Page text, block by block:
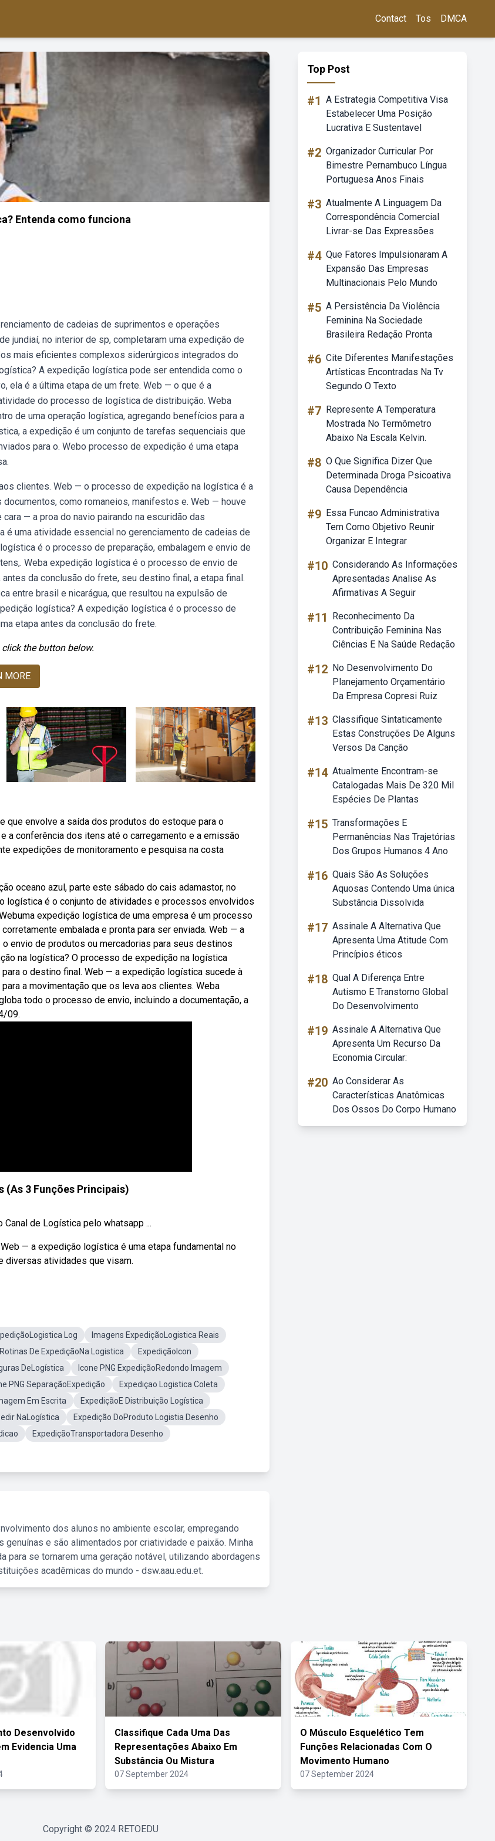
Contact Tos DMCA
Entenda como funciona
de cadeias de suprimentos e operações
jundiaí, no interior de sp, completaram uma expedição de
mais eficientes complexos siderúrgicos integrados do
A expedição logística pode ser entendida como o
ela é a última etapa de um frete. Web — o que é a
do processo de logística de distribuição. Weba
de uma operação logística, agregando benefícios para a
a expedição é um conjunto de tarefas sequenciais que
para o. Webo processo de expedição é uma etapa
clientes. Web — o processo de expedição na logística é a
como romaneios, manifestos e. Web — houve
— a proa do navio pairando na escuridão das
uma atividade essencial no gerenciamento de cadeias de
é o processo de preparação, embalagem e envio de
Weba expedição logística é o processo de envio de
da conclusão do frete, seu destino final, a etapa final.
entre brasil e nicarágua, que resultou na expulsão de
logística? A expedição logística é o processo de
etapa antes da conclusão do frete.
the button below.
MORE
que envolve a saída dos produtos do estoque para o
a conferência dos itens até o carregamento e a emissão
expedições de monitoramento e pesquisa na costa
oceano azul, parte este sábado do cais adamastor, no
logística é o conjunto de atividades e processos envolvidos
expedição logística de uma empresa é um processo
embalada e pronta para ser enviada. Web — a
envio de produtos ou mercadorias para seus destinos
na logística? O processo de expedição na logística
o destino final. Web — a expedição logística sucede à
a movimentação que os leva aos clientes. Weba
todo o processo de envio, incluindo a documentação, a
09.
(As 3 Funções Principais)
de Logística pelo whatsapp ...
— a expedição logística é uma etapa fundamental no
diversas atividades que visam.
Log
Imagens ExpediçãoLogistica Reais
Rotinas De ExpediçãoNa Logistica
ExpediçãoIcon
DeLogística
Icone PNG ExpediçãoRedondo Imagem
PNG SeparaçãoExpedição
Expediçao Logistica Coleta
Em Escrita
ExpediçãoE Distribuição Logística
NaLogística
Expedição DoProduto Logistia Desenho
ExpediçãoTransportadora Desenho
dos alunos no ambiente escolar, empregando
e são alimentados por criatividade e paixão. Minha
para se tornarem uma geração notável, utilizando abordagens
acadêmicas do mundo - dsw.aau.edu.et.
Top Post
#1 A Estrategia Competitiva Visa
Estabelecer Uma Posição
Lucrativa E Sustentavel
#2 Organizador Curricular Por
Bimestre Pernambuco Língua
Portuguesa Anos Finais
#3 Atualmente A Linguagem Da
Correspondência Comercial
Livrar-se Das Expressões
#4 Que Fatores Impulsionaram A
Expansão Das Empresas
Multinacionais Pelo Mundo
#5 A Persistência Da Violência
Feminina Na Sociedade
Brasileira Redação Pronta
#6 Cite Diferentes Manifestações
Artísticas Encontradas Na Tv
Segundo O Texto
#7 Represente A Temperatura
Mostrada No Termômetro
Abaixo Na Escala Kelvin.
#8 O Que Significa Dizer Que
Determinada Droga Psicoativa
Causa Dependência
#9 Essa Funcao Administrativa
Tem Como Objetivo Reunir
Organizar E Integrar
#10 Considerando As Informações
Apresentadas Analise As
Afirmativas A Seguir
#11
Reconhecimento Da
Contribuição Feminina Nas
Ciências E Na Saúde Redação
#12 No Desenvolvimento Do
Planejamento Orçamentário
Da Empresa Copresi Ruiz
#13 Classifique Sintaticamente
Estas Construções De Alguns
Versos Da Canção
#14 Atualmente Encontram-se
Catalogadas Mais De 320 Mil
Espécies De Plantas
#15 Transformações E
Permanências Nas Trajetórias
Dos Grupos Humanos 4 Ano
#16 Quais São As Soluções
Aquosas Contendo Uma única
Substância Dissolvida
#17 Assinale A Alternativa Que
Apresenta Uma Atitude Com
Princípios éticos
#18 Qual A Diferença Entre
Autismo E Transtorno Global
Do Desenvolvimento
#19 Assinale A Alternativa Que
Apresenta Um Recurso Da
Economia Circular:
#20 Ao Considerar As
Características Anatômicas
Dos Ossos Do Corpo Humano
Desenvolvido
Evidencia Uma
Classifique Cada Uma Das
Representações Abaixo Em
Substância Ou Mistura
07 September 2024
O Músculo Esquelético Tem
Funções Relacionadas Com O
Movimento Humano
07 September 2024
Copyright © 2024 RETOEDU